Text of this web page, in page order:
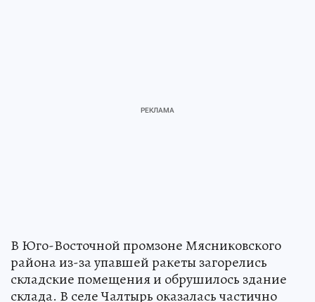
В Юго-Восточной промзоне Мясниковского
района из-за упавшей ракеты загорелись
складские помещения и обрушилось здание
склада. В селе Чалтырь оказалась частично